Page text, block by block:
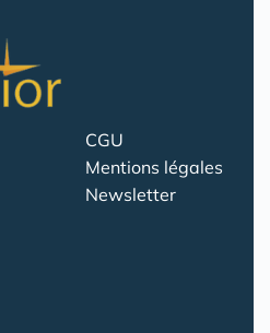
CGU
Mentions légales
Newsletter